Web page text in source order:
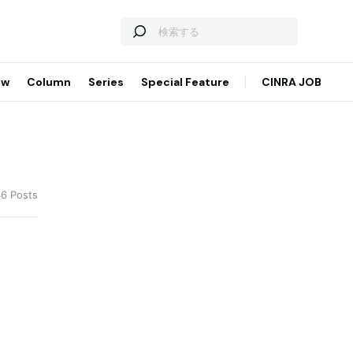
Column Series Special Feature CINRA JOB
Posts